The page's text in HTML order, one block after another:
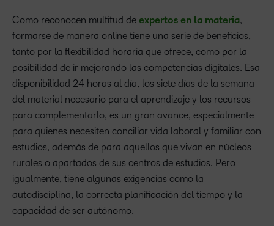
Como reconocen multitud de expertos en la materia,
formarse de manera online tiene una serie de beneficios,
tanto por la flexibilidad horaria que ofrece, como por la
posibilidad de ir mejorando las competencias digitales. Esa
disponibilidad 24 horas al día, los siete días de la semana
del material necesario para el aprendizaje y los recursos
para complementarlo, es un gran avance, especialmente
para quienes necesiten conciliar vida laboral y familiar con
estudios, además de para aquellos que vivan en núcleos
rurales o apartados de sus centros de estudios. Pero
igualmente, tiene algunas exigencias como la
autodisciplina, la correcta planificación del tiempo y la
capacidad de ser autónomo.